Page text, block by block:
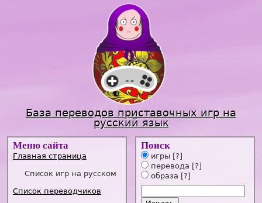
Jump to navigation
База переводов приставочных игр на
русский язык
Меню сайта
Главная страница
Список игр на русском
Список переводчиков
Поиск
игры [?]
перевода [?]
образа [?]